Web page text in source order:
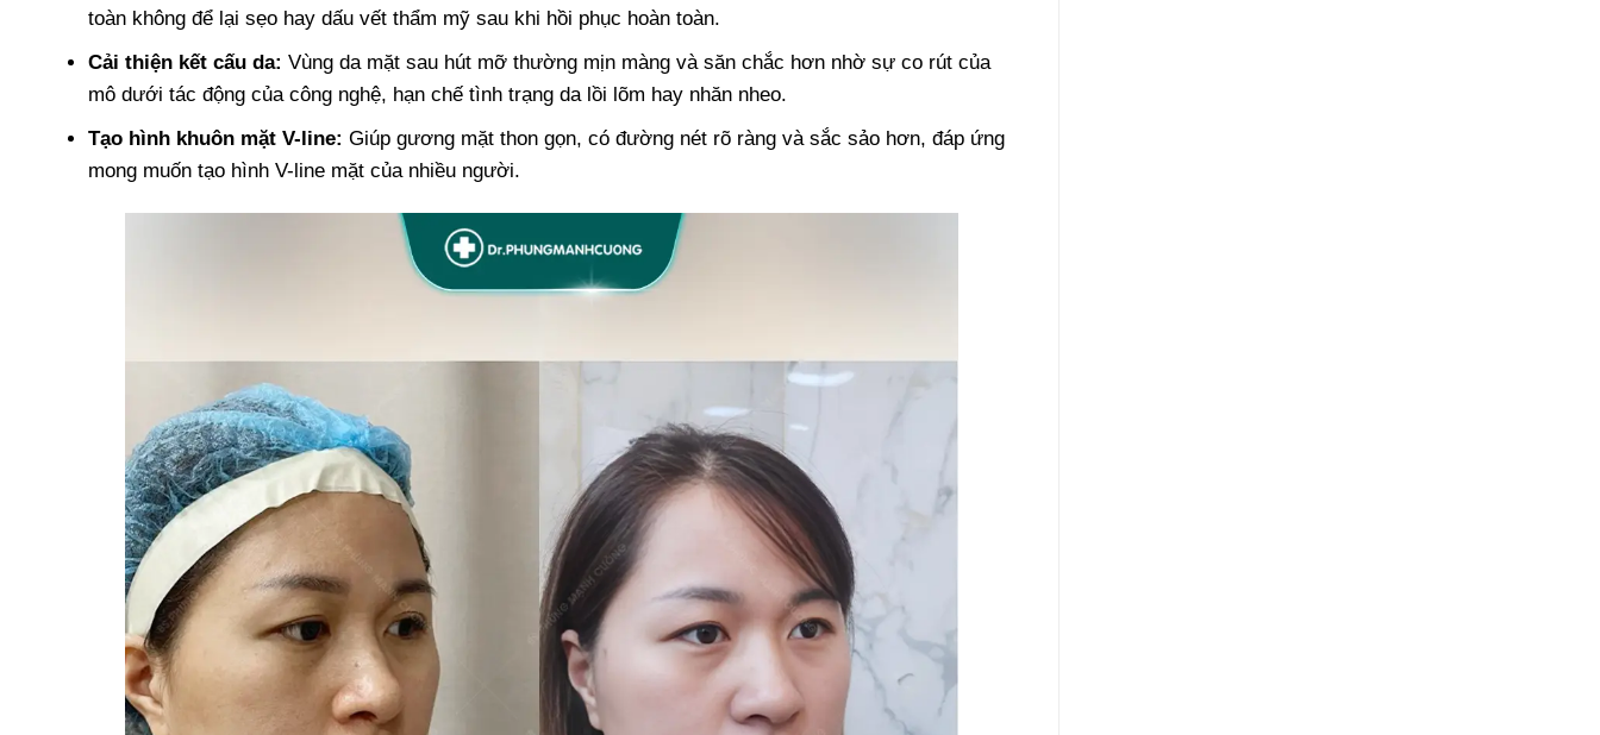
toàn không để lại sẹo hay dấu vết thẩm mỹ sau khi hồi phục hoàn toàn.
Cải thiện kết cấu da: Vùng da mặt sau hút mỡ thường mịn màng và săn chắc hơn nhờ sự co rút của
mô dưới tác động của công nghệ, hạn chế tình trạng da lồi lõm hay nhăn nheo.
Tạo hình khuôn mặt V-line: Giúp gương mặt thon gọn, có đường nét rõ ràng và sắc sảo hơn, đáp ứng
mong muốn tạo hình V-line mặt của nhiều người.